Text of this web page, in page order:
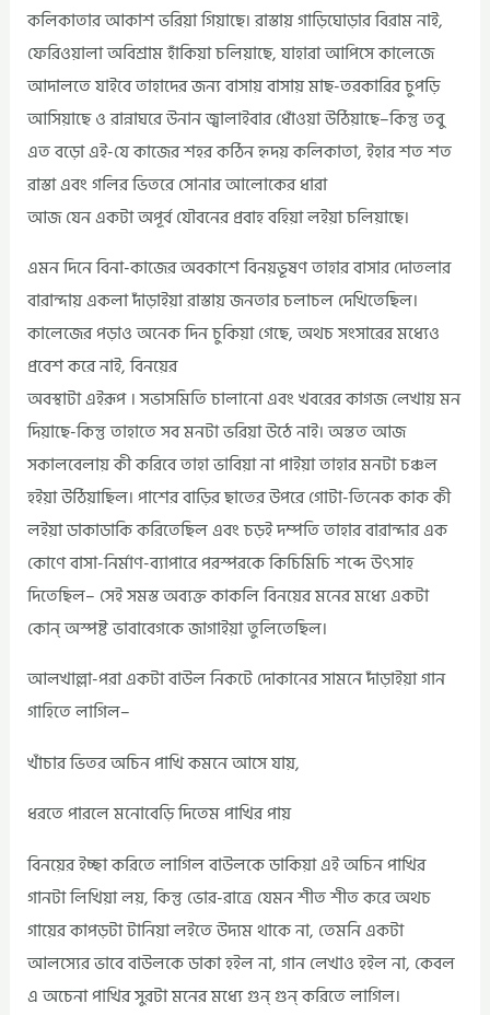
কলিকাতার আকাশ ভরিয়া গিয়াছে। রাস্তায় গাড়িঘোড়ার বিরাম নাই,
ফেরিওয়ালা অবিশ্রাম হাঁকিয়া চলিয়াছে, যাহারা আপিসে কালেজে
আদালতে যাইবে তাহাদের জন্য বাসায় বাসায় মাছ-তরকারির চুপড়ি
আসিয়াছে ও রান্নাঘরে উনান জ্বালাইবার ধোঁওয়া উঠিয়াছে–কিন্তু তবু
এত বড়ো এই-যে কাজের শহর কঠিন হৃদয় কলিকাতা, ইহার শত শত
রাস্তা এবং গলির ভিতরে সোনার আলোকের ধারা
আজ যেন একটা অপূর্ব যৌবনের প্রবাহ বহিয়া লইয়া চলিয়াছে।
এমন দিনে বিনা-কাজের অবকাশে বিনয়ভূষণ তাহার বাসার দোতলার
বারান্দায় একলা দাঁড়াইয়া রাস্তায় জনতার চলাচল দেখিতেছিল।
কালেজের পড়াও অনেক দিন চুকিয়া গেছে, অথচ সংসারের মধ্যেও
প্রবেশ করে নাই, বিনয়ের
অবস্থাটা এইরূপ । সভাসমিতি চালানো এবং খবরের কাগজ লেখায় মন
দিয়াছে-কিন্তু তাহাতে সব মনটা ভরিয়া উঠে নাই। অন্তত আজ
সকালবেলায় কী করিবে তাহা ভাবিয়া না পাইয়া তাহার মনটা চঞ্চল
হইয়া উঠিয়াছিল। পাশের বাড়ির ছাতের উপরে গোটা-তিনেক কাক কী
লইয়া ডাকাডাকি করিতেছিল এবং চড়ই দম্পতি তাহার বারান্দার এক
কোণে বাসা-নির্মাণ-ব্যাপারে পরস্পরকে কিচিমিচি শব্দে উৎসাহ
দিতেছিল– সেই সমস্ত অব্যক্ত কাকলি বিনয়ের মনের মধ্যে একটা
কোন্‌ অস্পষ্ট ভাবাবেগকে জাগাইয়া তুলিতেছিল।
আলখাল্লা-পরা একটা বাউল নিকটে দোকানের সামনে দাঁড়াইয়া গান
গাহিতে লাগিল–
খাঁচার ভিতর অচিন পাখি কমনে আসে যায়,
ধরতে পারলে মনোবেড়ি দিতেম পাখির পায়
বিনয়ের ইচ্ছা করিতে লাগিল বাউলকে ডাকিয়া এই অচিন পাখির
গানটা লিখিয়া লয়, কিন্তু ভোর-রাত্রে যেমন শীত শীত করে অথচ
গায়ের কাপড়টা টানিয়া লইতে উদ্যম থাকে না, তেমনি একটা
আলস্যের ভাবে বাউলকে ডাকা হইল না, গান লেখাও হইল না, কেবল
এ অচেনা পাখির সুরটা মনের মধ্যে গুন্‌ গুন্‌ করিতে লাগিল।